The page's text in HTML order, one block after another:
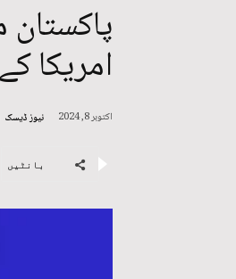
امریکا
اکتوبر 8, 2024 نیوز ڈیسک
بانٹیں